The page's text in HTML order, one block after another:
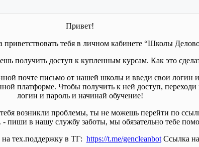
Привет!
приветствовать тебя в личном кабинете “Школы
получить доступ к купленным курсам. Как это
почте письмо от нашей школы и введи свои логин
платформе. Чтобы получить к ней доступ, переходи
логин и пароль и начинай обучение!
возникли проблемы, ты не можешь перейти по
- пиши в нашу службу заботы, мы обязательно тебе
тех.поддержку в ТГ: https://t.me/gencleanbotСсылка